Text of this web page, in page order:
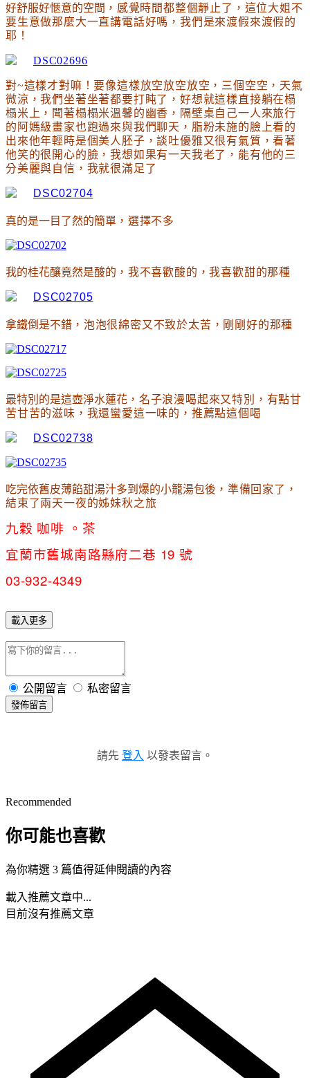
好舒服好愜意的空間 ，感覺時間都整個靜止了 ，這位大姐不
要生意做那麼大一直講電話好嗎 ，我們是來渡假來渡假的
耶 ！
對~這樣才對嘛 ！要像這樣放空放空放空 ，三個空空 ，天氣
微涼 ，我們坐著坐著都要打盹了 ，好想就這樣直接躺在榻
榻米上 ，聞著榻榻米溫馨的幽香 ，隔壁桌自己一人來旅行
的阿媽級畫家也跑過來與我們聊天 ，脂粉未施的臉上看的
出來他年輕時是個美人胚子 ，談吐優雅又很有氣質 ，看著
他笑的很開心的臉 ，我想如果有一天我老了 ， 能有他的三
分美麗與自信 ， 我就很滿足了
真的是一目了然的簡單 ，選擇不多
我的桂花釀竟然是酸的 ，我不喜歡酸的 ，我喜歡甜的那種
拿鐵倒是不錯 ，泡泡很綿密又不致於太苦 ，剛剛好的那種
最特別的是這壺淨水蓮花 ，名子浪漫喝起來又特別
，有點甘
苦甘苦的滋味 ，我還蠻愛這一味的 ，推薦點這個喝
吃完依舊皮薄餡甜湯汁多到爆的小籠湯包後 ，準備回家了 ，
結束了兩天一夜的姊妹秋之旅
九穀 咖啡 。茶
宜蘭市舊城南路縣府二巷 19 號
03-932-4349
載入更多
公開留言 私密留言
發佈留言
請先 登入 以發表留言。
Recommended
你可能也喜歡
為你精選 3 篇值得延伸閱讀的內容
載入推薦文章中...
目前沒有推薦文章